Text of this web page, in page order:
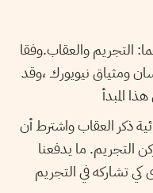
التجريم والعقاب.وفقا
ومثياق نيويورك ،وقد
المبدأ
ذكر العقاب واشترط أن
التجريم. ما يدفعنا
تشاركه في التجريم